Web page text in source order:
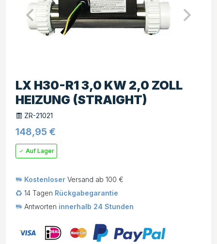
LX H30-R1 3,0 KW 2,0 ZOLL
HEIZUNG (STRAIGHT)
ZR-21021
148,95 €
Auf Lager
Kostenloser Versand ab 100 €
14 Tagen Rückgabegarantie
Antworten innerhalb 24 Stunden